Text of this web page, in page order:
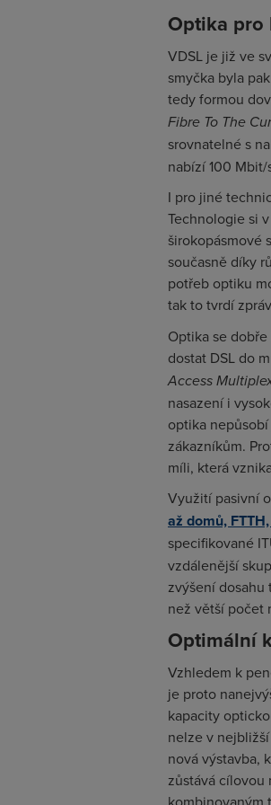
Optika pro
VDSL je již ve
smyčka byla
tedy formou
Fibre To The
srovnatelné s
nabízí 100
I pro jiné
Technologie si
širokopásmové
současně díky
potřeb optiku
tak to tvrdí
Optika se
dostat DSL do
Access
nasazení i
optika
zákazníkům.
míli, která
Využití pasivní
až domů,
specifikované
vzdálenější
zvýšení
než větší počet
Optimální
Vzhledem k
je proto
kapacity
nelze v
nová výstavba,
zůstává